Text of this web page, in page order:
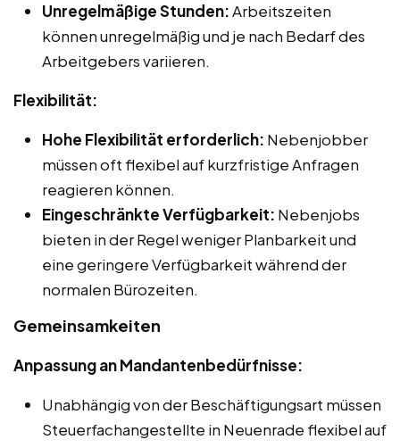
Unregelmäßige Stunden:Arbeitszeiten
können unregelmäßig und je nach Bedarf des
Arbeitgebers variieren.
Flexibilität:
Hohe Flexibilität erforderlich: Nebenjobber
müssen oft flexibel auf kurzfristige Anfragen
reagieren können.
Eingeschränkte Verfügbarkeit: Nebenjobs
bieten in der Regel weniger Planbarkeit und
eine geringere Verfügbarkeit während der
normalen Bürozeiten.
Gemeinsamkeiten
Anpassung an Mandantenbedürfnisse:
Unabhängig von der Beschäftigungsart müssen
Steuerfachangestellte in Neuenrade flexibel auf